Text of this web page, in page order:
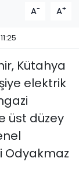
A- A+
Kütahya
elektrik
üst düzey
Odyakmaz